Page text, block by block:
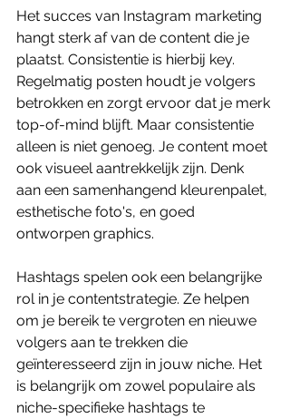
Het succes van Instagram marketing
hangt sterk af van de content die je
plaatst. Consistentie is hierbij key.
Regelmatig posten houdt je volgers
betrokken en zorgt ervoor dat je merk
top-of-mind blijft. Maar consistentie
alleen is niet genoeg. Je content moet
ook visueel aantrekkelijk zijn. Denk
aan een samenhangend kleurenpalet,
esthetische foto's, en goed
ontworpen graphics.
Hashtags spelen ook een belangrijke
rol in je contentstrategie. Ze helpen
om je bereik te vergroten en nieuwe
volgers aan te trekken die
geïnteresseerd zijn in jouw niche. Het
is belangrijk om zowel populaire als
niche-specifieke hashtags te